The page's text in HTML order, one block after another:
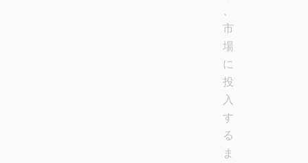
市
場
に
投
入
す
る
ま